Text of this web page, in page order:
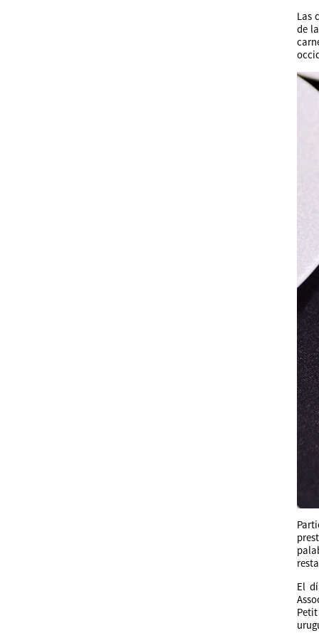
Las
de
El